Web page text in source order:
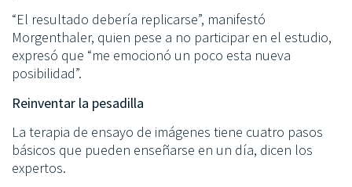
“El resultado debería replicarse”, manifestó
Morgenthaler, quien pese a no participar en el estudio,
expresó que “me emocionó un poco esta nueva
posibilidad”.
Reinventar la pesadilla
La terapia de ensayo de imágenes tiene cuatro pasos
básicos que pueden enseñarse en un día, dicen los
expertos.